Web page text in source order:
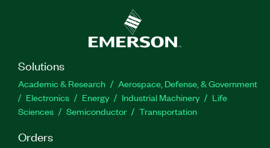
Solutions
Academic & Research
Aerospace, Defense, & Government
Electronics
Energy Industrial Machinery
Life
Sciences
Semiconductor Transportation
Orders